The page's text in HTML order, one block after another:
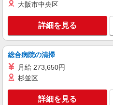
いわき市 ≪
キープ
派遣社員
株式会社kotrio /●SD-H-1701636
≪いわき市≫綺
りSTAFF＊
時給1450円
大阪市中央区
詳細を見る
総合病院の清掃
月給 273,650円
杉並区
詳細を見る